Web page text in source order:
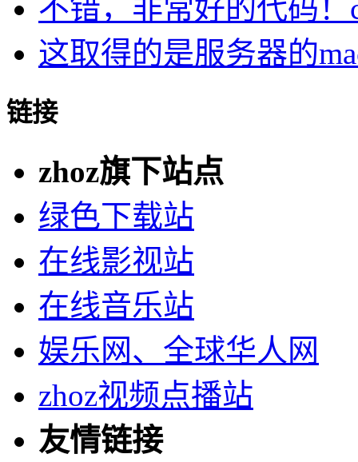
不错，非常好的代码！
这取得的是服务器的
链接
zhoz旗下站点
绿色下载站
在线影视站
在线音乐站
娱乐网、全球华人网
zhoz视频点播站
友情链接